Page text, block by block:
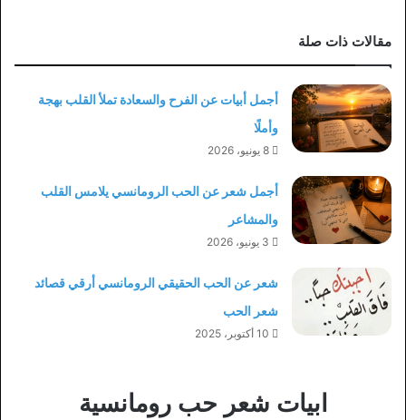
مقالات ذات صلة
أجمل أبيات عن الفرح والسعادة تملأ القلب بهجة
وأملًا
8 يونيو، 2026
أجمل شعر عن الحب الرومانسي يلامس القلب
والمشاعر
3 يونيو، 2026
شعر عن الحب الحقيقي الرومانسي أرقي قصائد
شعر الحب
10 أكتوبر، 2025
ابيات شعر حب رومانسية